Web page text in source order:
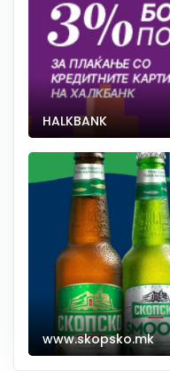
HALKBANK
www.skopsko.mk